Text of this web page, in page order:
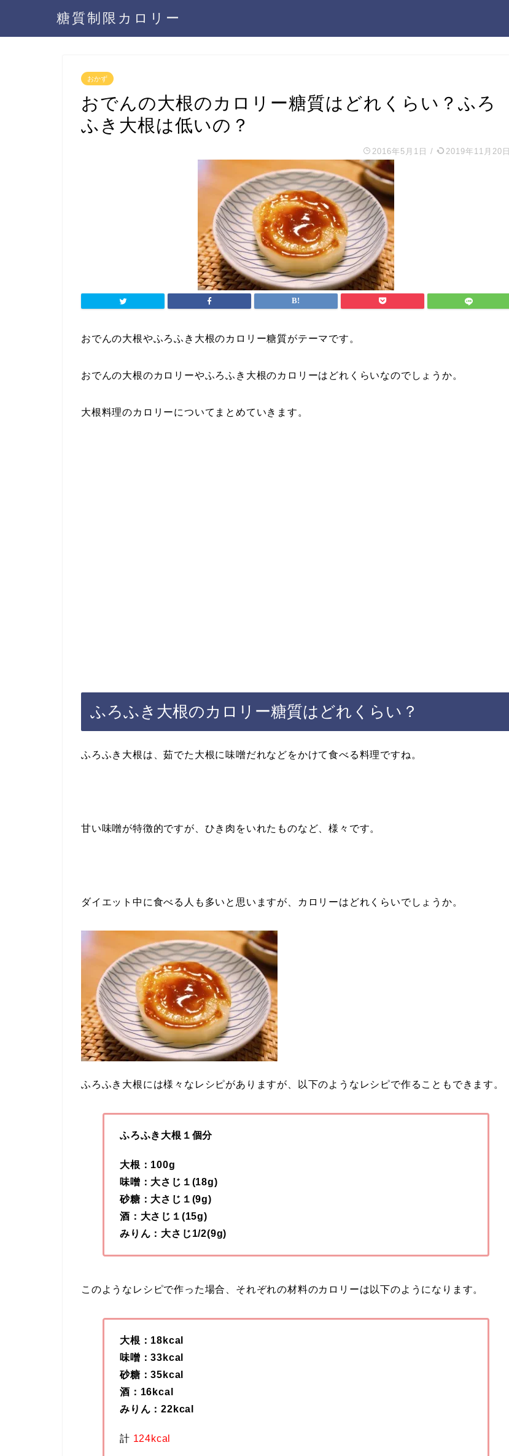
糖質制限カロリー
おかず
おでんの大根のカロリー糖質はどれくらい？ふろ
ふき大根は低いの？
2016年5月1日 / 2019年11月20日
おでんの大根やふろふき大根のカロリー糖質がテーマです。
おでんの大根のカロリーやふろふき大根のカロリーはどれくらいなのでしょうか。
大根料理のカロリーについてまとめていきます。
ふろふき大根のカロリー糖質はどれくらい？
ふろふき大根は、茹でた大根に味噌だれなどをかけて食べる料理ですね。
甘い味噌が特徴的ですが、ひき肉をいれたものなど、様々です。
ダイエット中に食べる人も多いと思いますが、カロリーはどれくらいでしょうか。
ふろふき大根には様々なレシピがありますが、以下のようなレシピで作ることもできます。
ふろふき大根１個分
大根：100g
味噌：大さじ１(18g)
砂糖：大さじ１(9g)
酒：大さじ１(15g)
みりん：大さじ1/2(9g)
このようなレシピで作った場合、それぞれの材料のカロリーは以下のようになります。
大根：18kcal
味噌：33kcal
砂糖：35kcal
酒：16kcal
みりん：22kcal
計 124kcal